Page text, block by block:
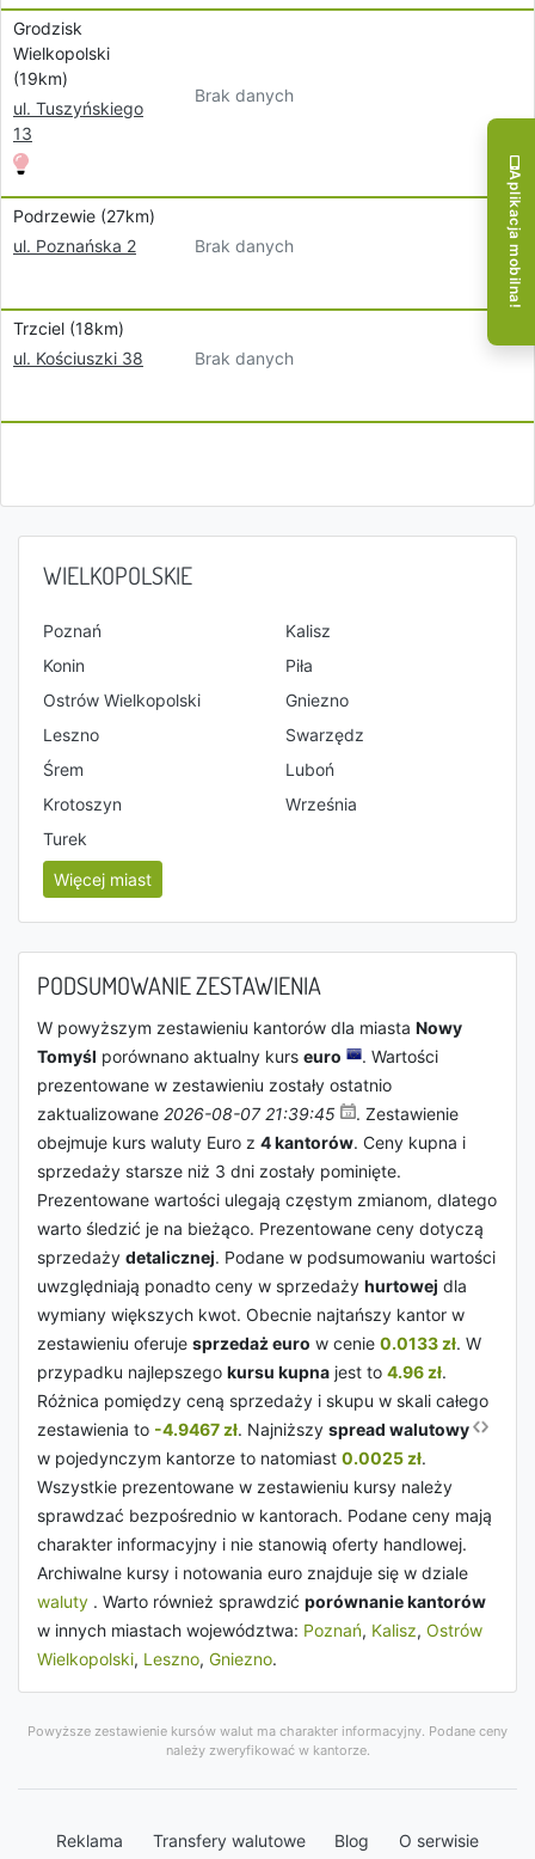
Grodzisk
Wielkopolski
(19km)
ul. Tuszyńskiego
13
Brak danych
Podrzewie (27km)
ul. Poznańska 2
Brak danych
Trzciel (18km)
ul. Kościuszki 38
Brak danych
WIELKOPOLSKIE
Poznań
Kalisz
Konin
Piła
Ostrów Wielkopolski
Gniezno
Leszno
Swarzędz
Śrem
Luboń
Krotoszyn
Września
Turek
Więcej miast
PODSUMOWANIE ZESTAWIENIA
W powyższym zestawieniu kantorów dla miasta Nowy
Tomyśl porównano aktualny kurs euro
. Wartości
prezentowane w zestawieniu zostały ostatnio
zaktualizowane 2026-08-07 21:39:45
. Zestawienie
obejmuje kurs waluty Euro z 4 kantorów. Ceny kupna i
sprzedaży starsze niż 3 dni zostały pominięte.
Prezentowane wartości ulegają częstym zmianom, dlatego
warto śledzić je na bieżąco. Prezentowane ceny dotyczą
sprzedaży detalicznej. Podane w podsumowaniu wartości
uwzględniają ponadto ceny w sprzedaży hurtowej dla
wymiany większych kwot. Obecnie najtańszy kantor w
zestawieniu oferuje sprzedaż euro w cenie 0.0133 zł. W
przypadku najlepszego kursu kupna jest to 4.96 zł.
Różnica pomiędzy ceną sprzedaży i skupu w skali całego
zestawienia to -4.9467 zł. Najniższy spread walutowy
w pojedynczym kantorze to natomiast 0.0025 zł.
Wszystkie prezentowane w zestawieniu kursy należy
sprawdzać bezpośrednio w kantorach. Podane ceny mają
charakter informacyjny i nie stanowią oferty handlowej.
Archiwalne kursy i notowania euro znajduje się w dziale
waluty . Warto również sprawdzić porównanie kantorów
w innych miastach województwa: Poznań, Kalisz, Ostrów
Wielkopolski, Leszno, Gniezno.
Powyższe zestawienie kursów walut ma charakter informacyjny. Podane ceny
należy zweryfikować w kantorze.
Reklama Transfery walutowe Blog O serwisie
Aplikacja mobilna!